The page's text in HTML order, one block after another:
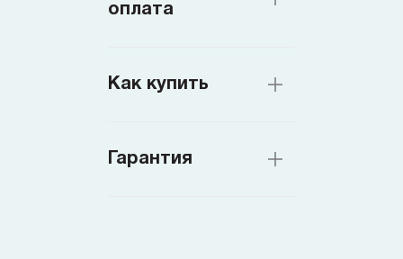
оплата
Как купить
Гарантия